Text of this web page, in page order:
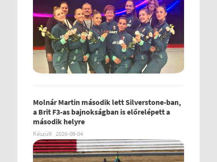
Molnár Martin második lett Silverstone-ban,
a Brit F3-as bajnokságban is előrelépett a
második helyre
Készült 2026-08-04